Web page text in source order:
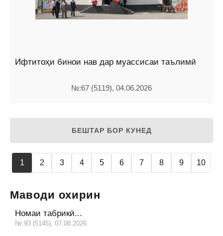
Ифтитоҳи бинои нав дар муассисаи таълимӣ
№:67 (5119), 04.06.2026
БЕШТАР БОР КУНЕД
1 2 3 4 5 6 7 8 9 10
Маводи охирин
Номаи табрикӣ...
№:93 (5145), 07.08.2026